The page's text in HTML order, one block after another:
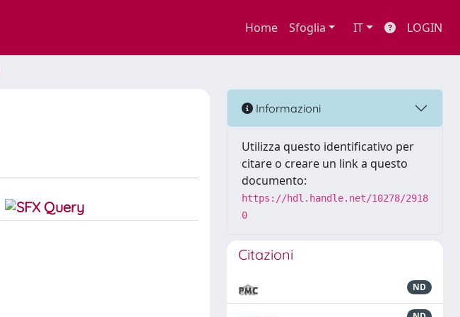
Home Sfoglia IT LOGIN
Informazioni
Utilizza questo identificativo per
citare o creare un link a questo
documento:
https://hdl.handle.net/10278/2918
0
Citazioni
ND